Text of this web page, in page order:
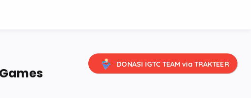
DONASI IGTC TEAM via TRAKTEER